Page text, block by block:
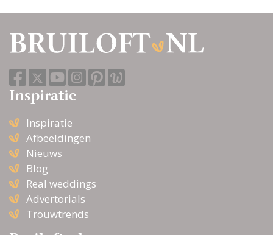
Inspiratie
Inspiratie
Afbeeldingen
Nieuws
Blog
Real weddings
Advertorials
Trouwtrends